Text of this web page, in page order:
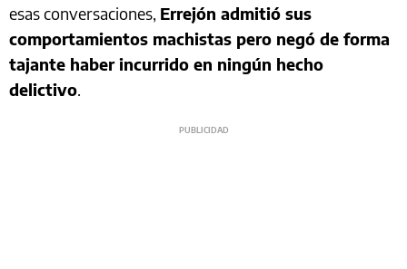
esas conversaciones, Errejón admitió sus
comportamientos machistas pero negó de forma
tajante haber incurrido en ningún hecho
delictivo.